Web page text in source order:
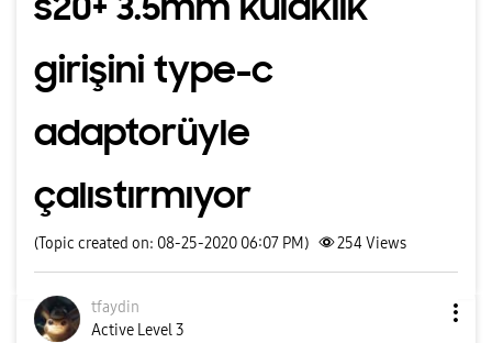
girişini type-c
adaptorüyle
çalıstırmıyor
(Topic created on: 08-25-2020 06:07 PM) 254Views
tfaydin
Active Level 3